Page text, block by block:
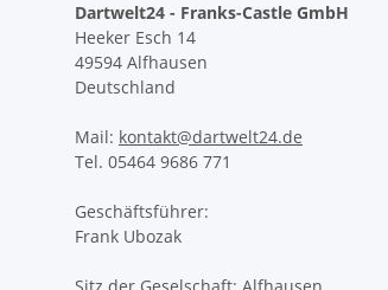
Dartwelt24 - Franks-Castle GmbH
Heeker Esch 14
49594 Alfhausen
Deutschland
Mail: kontakt@dartwelt24.de
Tel. 05464 9686 771
Geschäftsführer:
Frank Ubozak